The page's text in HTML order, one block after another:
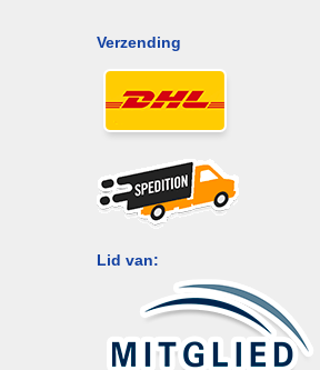
Verzending
Lid van: